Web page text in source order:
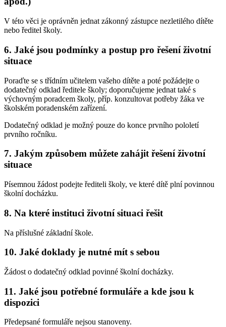
V této věci je oprávněn jednat zákonný zástupce nezletilého dítěte
nebo ředitel školy.
6. Jaké jsou podmínky a postup pro řešení životní
situace
Poraďte se s třídním učitelem vašeho dítěte a poté požádejte o
dodatečný odklad ředitele školy; doporučujeme jednat také s
výchovným poradcem školy, příp. konzultovat potřeby žáka ve
školském poradenském zařízení.
Dodatečný odklad je možný pouze do konce prvního pololetí
prvního ročníku.
7. Jakým způsobem můžete zahájit řešení životní
situace
Písemnou žádost podejte řediteli školy, ve které dítě plní povinnou
školní docházku.
8. Na které instituci životní situaci řešit
Na příslušné základní škole.
10. Jaké doklady je nutné mít s sebou
Žádost o dodatečný odklad povinné školní docházky.
11. Jaké jsou potřebné formuláře a kde jsou k
dispozici
Předepsané formuláře nejsou stanoveny.